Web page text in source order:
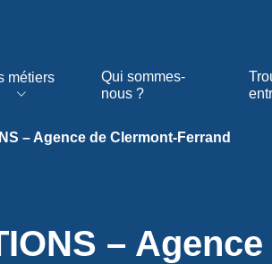
métiers
Qui sommes-
nous ?
– Agence de Clermont-Ferrand
–